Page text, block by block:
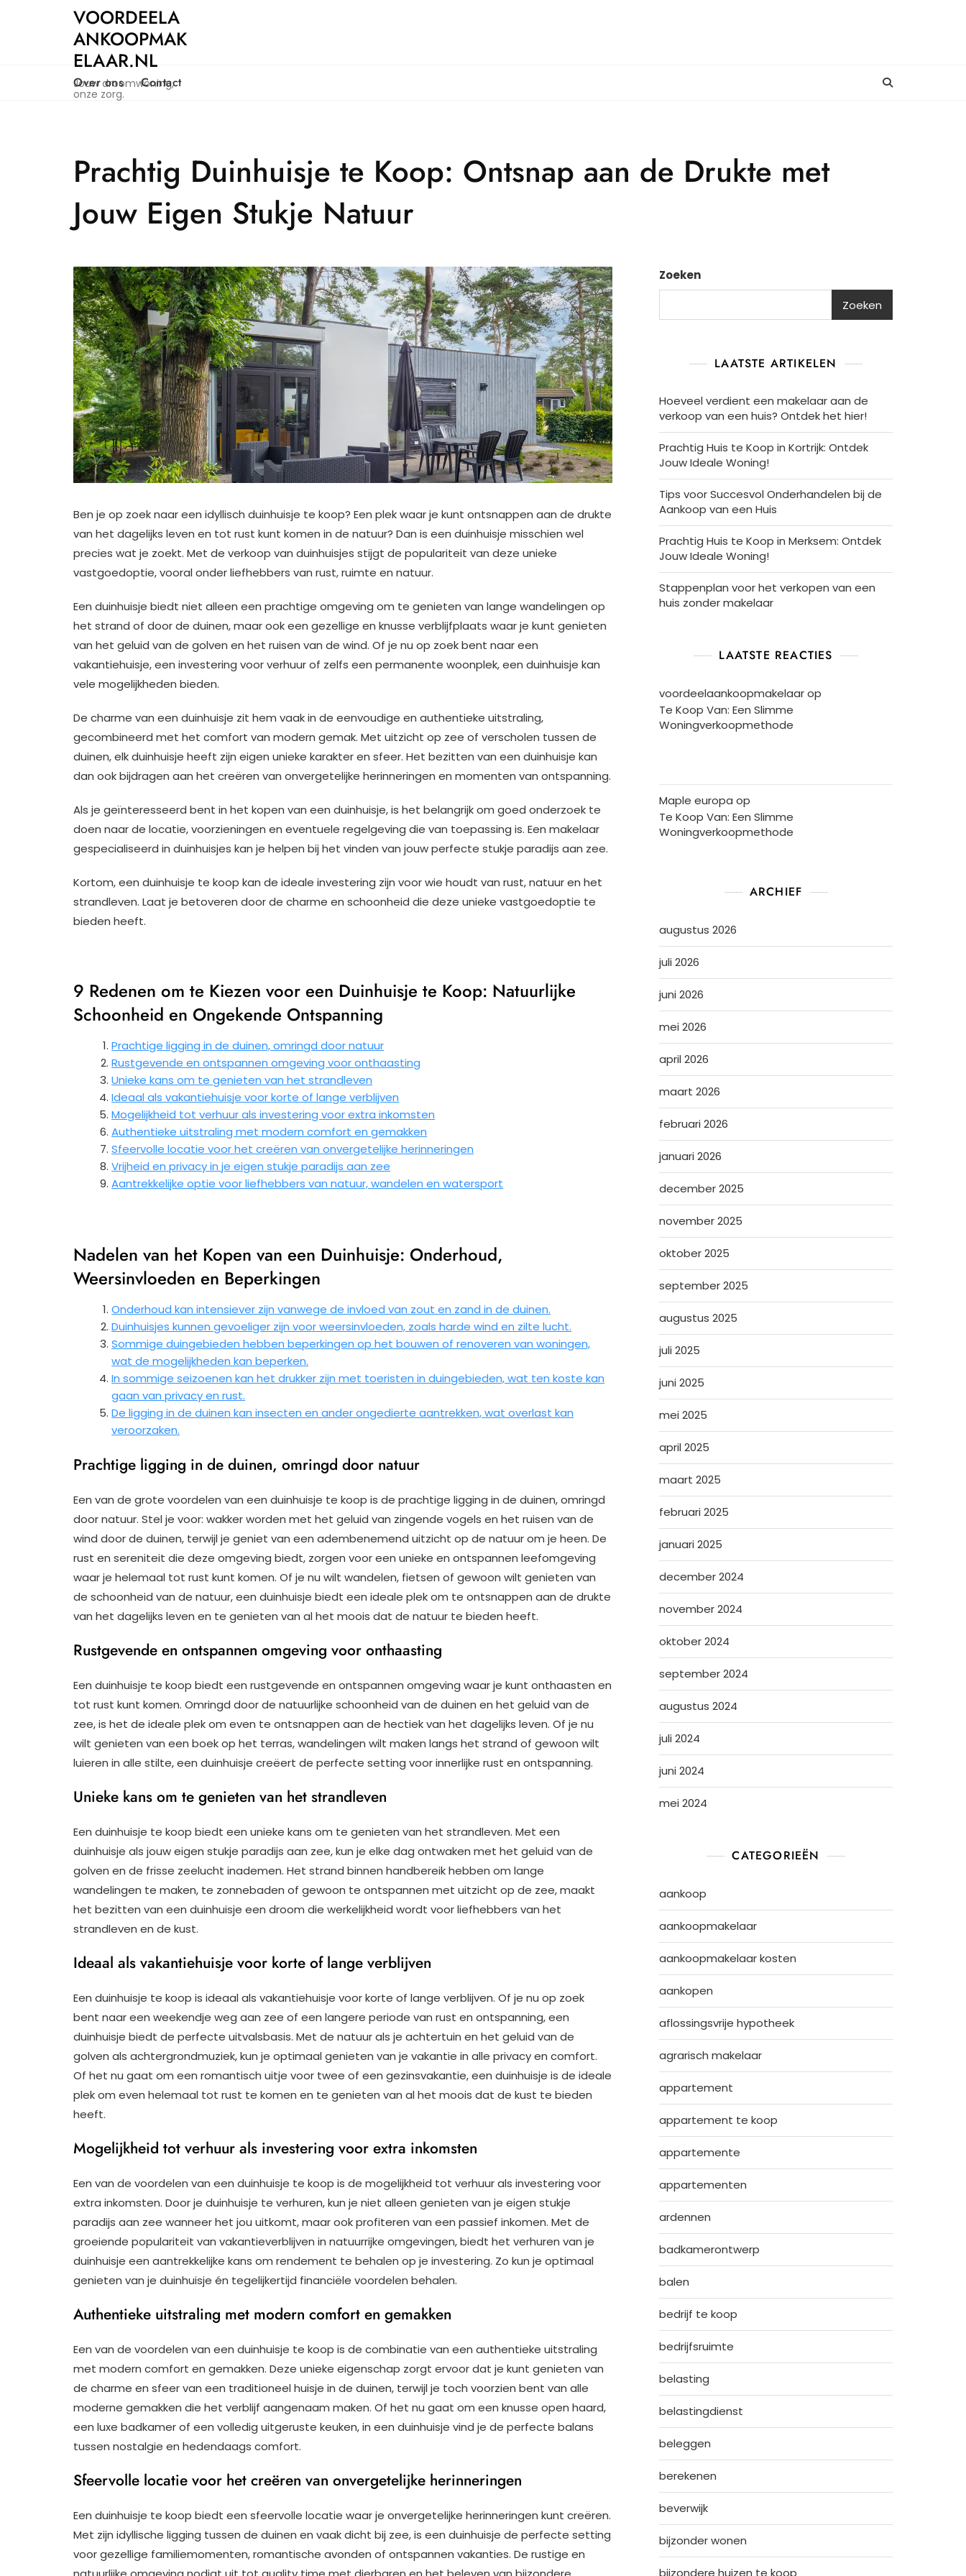
VOORDEELA
ANKOOPMAK
ELAAR.NL
Jouw droomwoning,
onze zorg.
Over ons Contact
Prachtig Duinhuisje te Koop: Ontsnap aan de Drukte met
Jouw Eigen Stukje Natuur
Ben je op zoek naar een idyllisch duinhuisje te koop? Een plek waar je kunt ontsnappen aan de drukte
van het dagelijks leven en tot rust kunt komen in de natuur? Dan is een duinhuisje misschien wel
precies wat je zoekt. Met de verkoop van duinhuisjes stijgt de populariteit van deze unieke
vastgoedoptie, vooral onder liefhebbers van rust, ruimte en natuur.
Een duinhuisje biedt niet alleen een prachtige omgeving om te genieten van lange wandelingen op
het strand of door de duinen, maar ook een gezellige en knusse verblijfplaats waar je kunt genieten
van het geluid van de golven en het ruisen van de wind. Of je nu op zoek bent naar een
vakantiehuisje, een investering voor verhuur of zelfs een permanente woonplek, een duinhuisje kan
vele mogelijkheden bieden.
De charme van een duinhuisje zit hem vaak in de eenvoudige en authentieke uitstraling,
gecombineerd met het comfort van modern gemak. Met uitzicht op zee of verscholen tussen de
duinen, elk duinhuisje heeft zijn eigen unieke karakter en sfeer. Het bezitten van een duinhuisje kan
dan ook bijdragen aan het creëren van onvergetelijke herinneringen en momenten van ontspanning.
Als je geïnteresseerd bent in het kopen van een duinhuisje, is het belangrijk om goed onderzoek te
doen naar de locatie, voorzieningen en eventuele regelgeving die van toepassing is. Een makelaar
gespecialiseerd in duinhuisjes kan je helpen bij het vinden van jouw perfecte stukje paradijs aan zee.
Kortom, een duinhuisje te koop kan de ideale investering zijn voor wie houdt van rust, natuur en het
strandleven. Laat je betoveren door de charme en schoonheid die deze unieke vastgoedoptie te
bieden heeft.
9 Redenen om te Kiezen voor een Duinhuisje te Koop: Natuurlijke
Schoonheid en Ongekende Ontspanning
Prachtige ligging in de duinen, omringd door natuur
Rustgevende en ontspannen omgeving voor onthaasting
Unieke kans om te genieten van het strandleven
Ideaal als vakantiehuisje voor korte of lange verblijven
Mogelijkheid tot verhuur als investering voor extra inkomsten
Authentieke uitstraling met modern comfort en gemakken
Sfeervolle locatie voor het creëren van onvergetelijke herinneringen
Vrijheid en privacy in je eigen stukje paradijs aan zee
Aantrekkelijke optie voor liefhebbers van natuur, wandelen en watersport
Nadelen van het Kopen van een Duinhuisje: Onderhoud,
Weersinvloeden en Beperkingen
Onderhoud kan intensiever zijn vanwege de invloed van zout en zand in de duinen.
Duinhuisjes kunnen gevoeliger zijn voor weersinvloeden, zoals harde wind en zilte lucht.
Sommige duingebieden hebben beperkingen op het bouwen of renoveren van woningen,
wat de mogelijkheden kan beperken.
In sommige seizoenen kan het drukker zijn met toeristen in duingebieden, wat ten koste kan
gaan van privacy en rust.
De ligging in de duinen kan insecten en ander ongedierte aantrekken, wat overlast kan
veroorzaken.
Prachtige ligging in de duinen, omringd door natuur
Een van de grote voordelen van een duinhuisje te koop is de prachtige ligging in de duinen, omringd
door natuur. Stel je voor: wakker worden met het geluid van zingende vogels en het ruisen van de
wind door de duinen, terwijl je geniet van een adembenemend uitzicht op de natuur om je heen. De
rust en sereniteit die deze omgeving biedt, zorgen voor een unieke en ontspannen leefomgeving
waar je helemaal tot rust kunt komen. Of je nu wilt wandelen, fietsen of gewoon wilt genieten van
de schoonheid van de natuur, een duinhuisje biedt een ideale plek om te ontsnappen aan de drukte
van het dagelijks leven en te genieten van al het moois dat de natuur te bieden heeft.
Rustgevende en ontspannen omgeving voor onthaasting
Een duinhuisje te koop biedt een rustgevende en ontspannen omgeving waar je kunt onthaasten en
tot rust kunt komen. Omringd door de natuurlijke schoonheid van de duinen en het geluid van de
zee, is het de ideale plek om even te ontsnappen aan de hectiek van het dagelijks leven. Of je nu
wilt genieten van een boek op het terras, wandelingen wilt maken langs het strand of gewoon wilt
luieren in alle stilte, een duinhuisje creëert de perfecte setting voor innerlijke rust en ontspanning.
Unieke kans om te genieten van het strandleven
Een duinhuisje te koop biedt een unieke kans om te genieten van het strandleven. Met een
duinhuisje als jouw eigen stukje paradijs aan zee, kun je elke dag ontwaken met het geluid van de
golven en de frisse zeelucht inademen. Het strand binnen handbereik hebben om lange
wandelingen te maken, te zonnebaden of gewoon te ontspannen met uitzicht op de zee, maakt
het bezitten van een duinhuisje een droom die werkelijkheid wordt voor liefhebbers van het
strandleven en de kust.
Ideaal als vakantiehuisje voor korte of lange verblijven
Een duinhuisje te koop is ideaal als vakantiehuisje voor korte of lange verblijven. Of je nu op zoek
bent naar een weekendje weg aan zee of een langere periode van rust en ontspanning, een
duinhuisje biedt de perfecte uitvalsbasis. Met de natuur als je achtertuin en het geluid van de
golven als achtergrondmuziek, kun je optimaal genieten van je vakantie in alle privacy en comfort.
Of het nu gaat om een romantisch uitje voor twee of een gezinsvakantie, een duinhuisje is de ideale
plek om even helemaal tot rust te komen en te genieten van al het moois dat de kust te bieden
heeft.
Mogelijkheid tot verhuur als investering voor extra inkomsten
Een van de voordelen van een duinhuisje te koop is de mogelijkheid tot verhuur als investering voor
extra inkomsten. Door je duinhuisje te verhuren, kun je niet alleen genieten van je eigen stukje
paradijs aan zee wanneer het jou uitkomt, maar ook profiteren van een passief inkomen. Met de
groeiende populariteit van vakantieverblijven in natuurrijke omgevingen, biedt het verhuren van je
duinhuisje een aantrekkelijke kans om rendement te behalen op je investering. Zo kun je optimaal
genieten van je duinhuisje én tegelijkertijd financiële voordelen behalen.
Authentieke uitstraling met modern comfort en gemakken
Een van de voordelen van een duinhuisje te koop is de combinatie van een authentieke uitstraling
met modern comfort en gemakken. Deze unieke eigenschap zorgt ervoor dat je kunt genieten van
de charme en sfeer van een traditioneel huisje in de duinen, terwijl je toch voorzien bent van alle
moderne gemakken die het verblijf aangenaam maken. Of het nu gaat om een knusse open haard,
een luxe badkamer of een volledig uitgeruste keuken, in een duinhuisje vind je de perfecte balans
tussen nostalgie en hedendaags comfort.
Sfeervolle locatie voor het creëren van onvergetelijke herinneringen
Een duinhuisje te koop biedt een sfeervolle locatie waar je onvergetelijke herinneringen kunt creëren.
Met zijn idyllische ligging tussen de duinen en vaak dicht bij zee, is een duinhuisje de perfecte setting
voor gezellige familiemomenten, romantische avonden of ontspannen vakanties. De rustige en
Zoeken
Zoeken
LAATSTE ARTIKELEN
Hoeveel verdient een makelaar aan de
verkoop van een huis? Ontdek het hier!
Prachtig Huis te Koop in Kortrijk: Ontdek
Jouw Ideale Woning!
Tips voor Succesvol Onderhandelen bij de
Aankoop van een Huis
Prachtig Huis te Koop in Merksem: Ontdek
Jouw Ideale Woning!
Stappenplan voor het verkopen van een
huis zonder makelaar
LAATSTE REACTIES
voordeelaankoopmakelaarop
Te Koop Van: Een Slimme
Woningverkoopmethode
Maple europa op
Te Koop Van: Een Slimme
Woningverkoopmethode
ARCHIEF
augustus 2026
juli 2026
juni 2026
mei 2026
april 2026
maart 2026
februari 2026
januari 2026
december 2025
november 2025
oktober 2025
september 2025
augustus 2025
juli 2025
juni 2025
mei 2025
april 2025
maart 2025
februari 2025
januari 2025
december 2024
november 2024
oktober 2024
september 2024
augustus 2024
juli 2024
juni 2024
mei 2024
CATEGORIEËN
aankoop
aankoopmakelaar
aankoopmakelaar kosten
aankopen
aflossingsvrije hypotheek
agrarisch makelaar
appartement
appartement te koop
appartemente
appartementen
ardennen
badkamerontwerp
balen
bedrijf te koop
bedrijfsruimte
belasting
belastingdienst
beleggen
berekenen
beverwijk
bijzonder wonen
bijzondere huizen te koop